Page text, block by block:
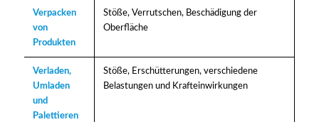
Verpacken
von
Produkten
Stöße, Verrutschen, Beschädigung der
Oberfläche
Verladen,
Umladen
und
Palettieren
Stöße, Erschütterungen, verschiedene
Belastungen und Krafteinwirkungen